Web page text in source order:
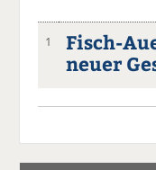
1 Fisch-
neuer